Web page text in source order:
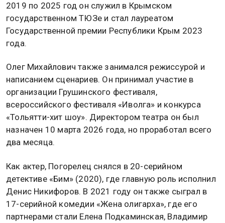
2019 по 2025 год он служил в Крымском
государственном ТЮЗе и стал лауреатом
Государственной премии Республики Крым 2023
года.
Олег Михайлович также занимался режиссурой и
написанием сценариев. Он принимал участие в
организации Грушинского фестиваля,
всероссийского фестиваля «Иволга» и конкурса
«Тольятти-хит шоу». Директором театра он был
назначен 10 марта 2026 года, но проработал всего
два месяца.
Как актер, Погорелец снялся в 20-серийном
детективе «Бим» (2020), где главную роль исполнил
Денис Никифоров. В 2021 году он также сыграл в
17-серийной комедии «Жена олигарха», где его
партнерами стали Елена Подкаминская, Владимир